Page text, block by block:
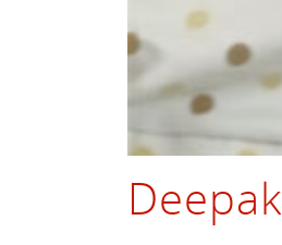
Deepak